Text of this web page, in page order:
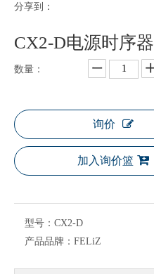
分享到：
CX2-D电源时序器
数量：
询价
加入询价篮
型号： CX2-D
产品品牌： FELiZ